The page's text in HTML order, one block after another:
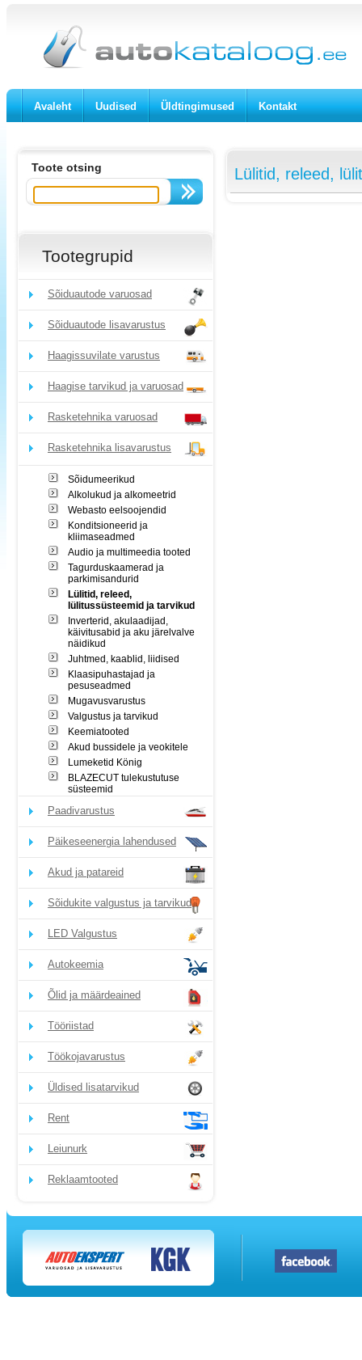
Avaleht Uudised Üldtingimused Kontakt
Toote otsing
Tootegrupid
Sõiduautode varuosad
Sõiduautode lisavarustus
Haagissuvilate varustus
Haagise tarvikud ja varuosad
Rasketehnika varuosad
Rasketehnika lisavarustus
Sõidumeerikud
Alkolukud ja alkomeetrid
Webasto eelsoojendid
Konditsioneerid ja
kliimaseadmed
Audio ja multimeedia tooted
Tagurduskaamerad ja
parkimisandurid
Lülitid, releed,
lülitussüsteemid ja tarvikud
Inverterid, akulaadijad,
käivitusabid ja aku järelvalve
näidikud
Juhtmed, kaablid, liidised
Klaasipuhastajad ja
pesuseadmed
Mugavusvarustus
Valgustus ja tarvikud
Keemiatooted
Akud bussidele ja veokitele
Lumeketid König
BLAZECUT tulekustutuse
süsteemid
Paadivarustus
Päikeseenergia lahendused
Akud ja patareid
Sõidukite valgustus ja tarvikud
LED Valgustus
Autokeemia
Õlid ja määrdeained
Tööriistad
Töökojavarustus
Üldised lisatarvikud
Rent
Leiunurk
Reklaamtooted
Lülitid, releed,